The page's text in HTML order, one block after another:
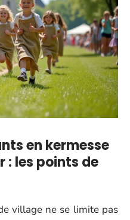
en kermesse
: les points de
village ne se limite pas